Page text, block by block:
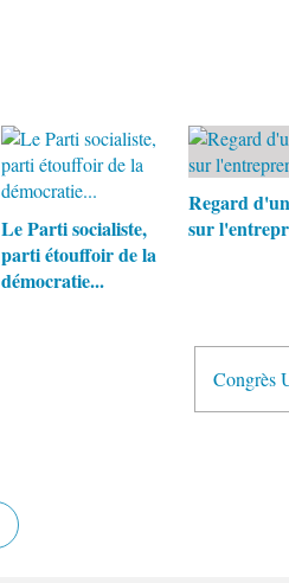
Le Parti socialiste,
parti étouffoir de la
démocratie...
Regard
sur
Congrès